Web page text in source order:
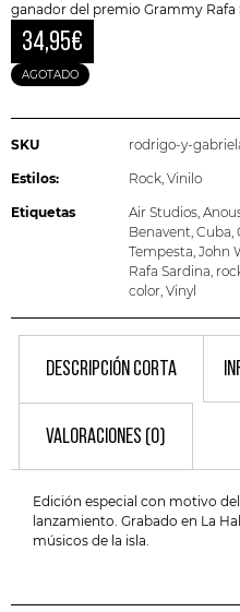
ganador del premio Grammy Rafa
34,95€
AGOTADO
SKU rodrigo-y-
Estilos: Rock, Vinilo
Etiquetas Air Studios,
Benavent, Cuba,
Tempesta, John
Rafa Sardina,
color, Vinyl
DESCRIPCIÓN CORTA
VALORACIONES (0)
Edición especial con motivo
lanzamiento. Grabado en La
músicos de la isla.